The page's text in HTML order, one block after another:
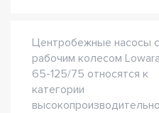
Центробежные насосы
рабочим колесом
65-125/75 относятся к
категории